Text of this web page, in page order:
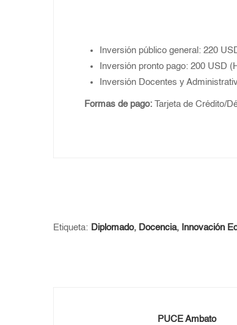
Inversión público general: 220
Inversión pronto pago: 200 USD
Inversión Docentes y
Formas de pago: Tarjeta de Crédito/
Etiqueta: Diplomado, Docencia, Innovación
PUCE Ambato